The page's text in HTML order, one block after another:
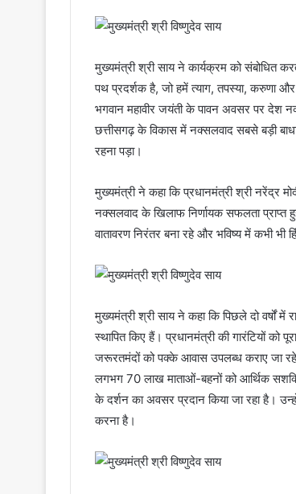
मुख्यमंत्री श्री साय ने कार्यक्रम को संबोधित
पथ प्रदर्शक है, जो हमें त्याग, तपस्या, करुणा
भगवान महावीर जयंती के पावन अवसर पर देश
छत्तीसगढ़ के विकास में नक्सलवाद सबसे बड़ी
रहना पड़ा।
मुख्यमंत्री ने कहा कि प्रधानमंत्री श्री नरेंद्र
नक्सलवाद के खिलाफ निर्णायक सफलता प्राप्त
वातावरण निरंतर बना रहे और भविष्य में कभी भी
मुख्यमंत्री श्री साय ने कहा कि पिछले दो
स्थापित किए हैं। प्रधानमंत्री की गारंटियों
जरूरतमंदों को पक्के आवास उपलब्ध कराए जा रहे
लगभग 70 लाख माताओं-बहनों को आर्थिक
के दर्शन का अवसर प्रदान किया जा रहा है।
करना है।